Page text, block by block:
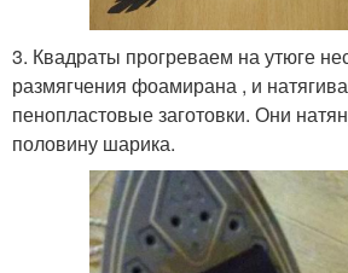
3. Квадраты прогреваем на утюге
размягчения фоамирана , и
пенопластовые заготовки. Они
половину шарика.